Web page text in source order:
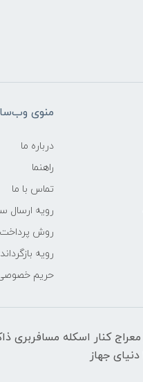
منوی
درباره ما
راهنما
تماس با ما
رویه ارسال
روش پرداخت
رویه‌
حریم